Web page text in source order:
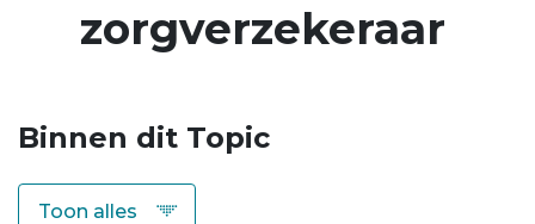
zorgverzekeraar
Binnen dit Topic